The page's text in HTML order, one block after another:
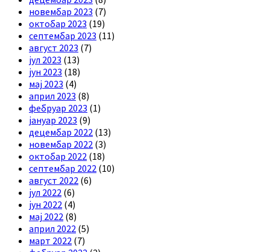
новембар 2023 (7)
октобар 2023 (19)
септембар 2023 (11)
август 2023 (7)
јул 2023 (13)
јун 2023 (18)
мај 2023 (4)
април 2023 (8)
фебруар 2023 (1)
јануар 2023 (9)
децембар 2022 (13)
новембар 2022 (3)
октобар 2022 (18)
септембар 2022 (10)
август 2022 (6)
јул 2022 (6)
јун 2022 (4)
мај 2022 (8)
април 2022 (5)
март 2022 (7)